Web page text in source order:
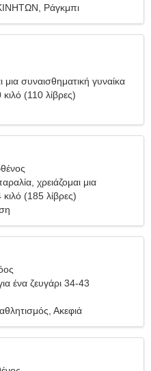
Ράγκμπι
μια συναισθηματική γυναίκα
(110 λίβρες)
χρειάζομαι μια
(185 λίβρες)
ένα ζευγάρι 34-43
Ακεφιά